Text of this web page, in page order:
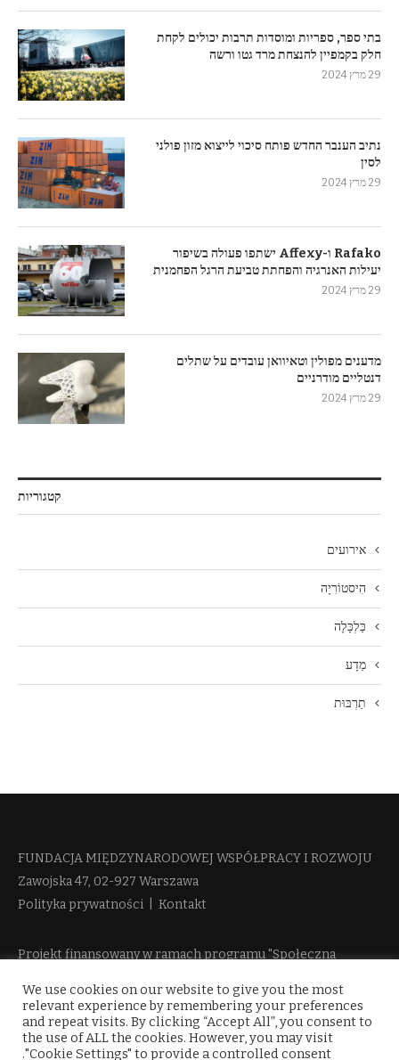
בתי ספר, ספריות ומוסדות תרבות יכולים לקחת
חלק בקמפיין להנצחת מרד גטו ורשה
29 מרץ 2024
נתיב הענבר החדש פותח סיכוי לייצוא מזון פולני
לסין
29 מרץ 2024
Rafako ו-Affexy ישתפו פעולה בשיפור
יעילות האנרגיה והפחתת טביעת הרגל הפחמנית
29 מרץ 2024
מדענים מפולין וטאיוואן עובדים על שתלים
דנטליים מודרניים
29 מרץ 2024
קטגוריות
אירועים
הִיסטוֹרִיָה
כַּלְכָּלָה
מַדָע
תַרְבּוּת
FUNDACJA MIĘDZYNARODOWEJ WSPÓŁPRACY I ROZWOJU​
Zawojska 47, 02-927 Warszawa
Polityka prywatności
Kontakt
Projekt finansowany w ramach programu "Społeczna
więcej informacji
We use cookies on our website to give you the most
relevant experience by remembering your preferences
and repeat visits. By clicking “Accept All”, you consent to
the use of ALL the cookies. However, you may visit
"Cookie Settings" to provide a controlled consent.